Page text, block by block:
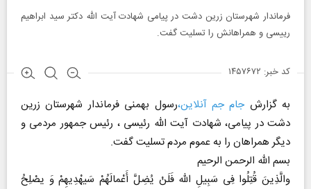
فرماندار شهرستان زرین دشت در پیامی شهادت آیت الله دکتر سید ابراهیم
رییسی و همراهانش را تسلیت گفت.
کد خبر: ۱۴۵۷۶۷۲
به گزارش جام جم آنلاین،رسول بهمنی فرماندار شهرستان زرین
دشت در پیامی، شهادت آیت الله رئیسی ، رئیس جمهور مردمی و
دیگر همراهان را به عموم مردم تسلیت گفت.
بسم الله الرحمن الرحیم
والَّذِینَ قُتِلُوا فِی سَبِیلِ الله فَلَنْ یُضِلَّ أَعْمالَهُمْ سَیهْدِیهِمْ وَ یصْلِحُ